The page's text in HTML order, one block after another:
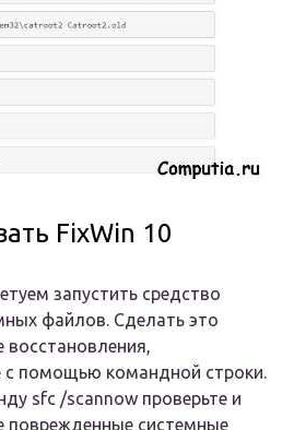
FixWin 10
запустить средство
файлов. Сделать это
с помощью командной строки.
sfc /scannow проверьте и
поврежденные системные